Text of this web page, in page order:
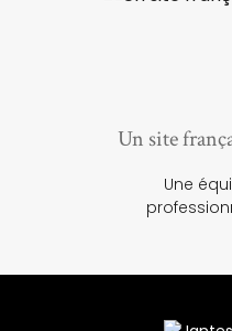
Un site
Une